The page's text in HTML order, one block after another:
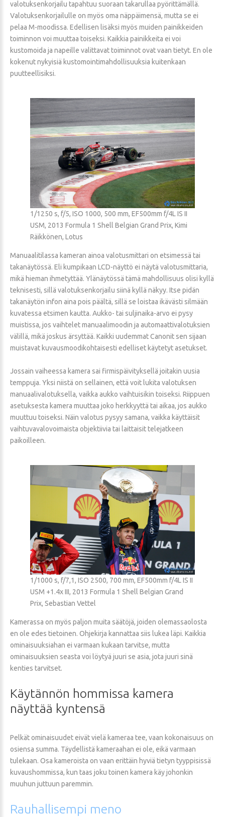
valotuksenkorjailu tapahtuu suoraan takarullaa pyörittämällä.
Valotuksenkorjailulle on myös oma näppäimensä, mutta se ei
pelaa M-moodissa. Edellisen lisäksi myös muiden painikkeiden
toiminnon voi muuttaa toiseksi. Kaikkia painikkeita ei voi
kustomoida ja napeille valittavat toiminnot ovat vaan tietyt. En ole
kokenut nykyisiä kustomointimahdollisuuksia kuitenkaan
puutteellisiksi.
1/1250 s, f/5, ISO 1000, 500 mm, EF500mm f/4L IS II
USM, 2013 Formula 1 Shell Belgian Grand Prix, Kimi
Räikkönen, Lotus
Manuaalitilassa kameran ainoa valotusmittari on etsimessä tai
takanäytössä. Eli kumpikaan LCD-näyttö ei näytä valotusmittaria,
mikä hieman ihmetyttää. Ylänäytössä tämä mahdollisuus olisi kyllä
teknisesti, sillä valotuksenkorjailu siinä kyllä näkyy. Itse pidän
takanäytön infon aina pois päältä, sillä se loistaa ikävästi silmään
kuvatessa etsimen kautta. Aukko- tai suljinaika-arvo ei pysy
muistissa, jos vaihtelet manuaalimoodin ja automaattivalotuksien
välillä, mikä joskus ärsyttää. Kaikki uudemmat Canonit sen sijaan
muistavat kuvausmoodikohtaisesti edelliset käytetyt asetukset.
Jossain vaiheessa kamera sai firmispäivityksellä joitakin uusia
temppuja. Yksi niistä on sellainen, että voit lukita valotuksen
manuaalivalotuksella, vaikka aukko vaihtuisikin toiseksi. Riippuen
asetuksesta kamera muuttaa joko herkkyyttä tai aikaa, jos aukko
muuttuu toiseksi. Näin valotus pysyy samana, vaikka käyttäisit
vaihtuvavalovoimaista objektiivia tai laittaisit telejatkeen
paikoilleen.
1/1000 s, f/7,1, ISO 2500, 700 mm, EF500mm f/4L IS II
USM +1.4x III, 2013 Formula 1 Shell Belgian Grand
Prix, Sebastian Vettel
Kamerassa on myös paljon muita säätöjä, joiden olemassaolosta
en ole edes tietoinen. Ohjekirja kannattaa siis lukea läpi. Kaikkia
ominaisuuksiahan ei varmaan kukaan tarvitse, mutta
ominaisuuksien seasta voi löytyä juuri se asia, jota juuri sinä
kenties tarvitset.
Käytännön hommissa kamera
näyttää kyntensä
Pelkät ominaisuudet eivät vielä kameraa tee, vaan kokonaisuus on
osiensa summa. Täydellistä kameraahan ei ole, eikä varmaan
tulekaan. Osa kameroista on vaan erittäin hyviä tietyn tyyppisissä
kuvaushommissa, kun taas joku toinen kamera käy johonkin
muuhun juttuun paremmin.
Rauhallisempi meno